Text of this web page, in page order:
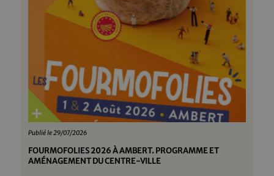
Publié le 29/07/2026
FOURMOFOLIES 2026 À AMBERT. PROGRAMME ET
AMÉNAGEMENT DU CENTRE-VILLE